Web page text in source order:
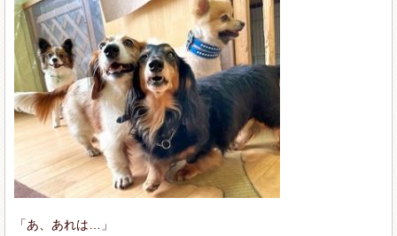
「あ、あれは…」